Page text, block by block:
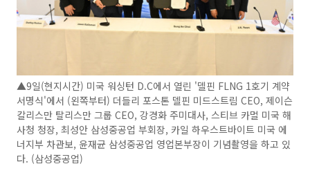
▲9일(현지시간) 미국 워싱턴 D.C에서 열린 '델핀 FLNG 1호기 계약
서명식'에서 (왼쪽부터) 더들리 포스톤 델핀 미드스트림 CEO, 제이슨
칼리스만 탈리스만 그룹 CEO, 강경화 주미대사, 스티브 카멀 미국 해
사청 청장, 최성안 삼성중공업 부회장, 카일 하우스트바이트 미국 에
너지부 차관보, 윤재균 삼성중공업 영업본부장이 기념촬영을 하고 있
다. (삼성중공업)